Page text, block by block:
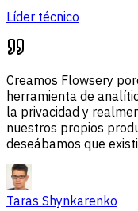
Líder técnico
Creamos Flowsery
herramienta de
la privacidad y
nuestros propios
deseábamos que
Taras Shynkarenko